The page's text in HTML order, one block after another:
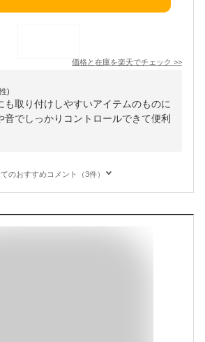
価格と在庫を楽天でチェック >>
)
も取り付けしやすいアイテムのものに
音でしっかりコントロールできて便利
のおすすめコメント（3件）